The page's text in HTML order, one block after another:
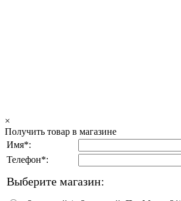
×
Получить товар в магазине
Имя*:
Телефон*:
Выберите магазин: